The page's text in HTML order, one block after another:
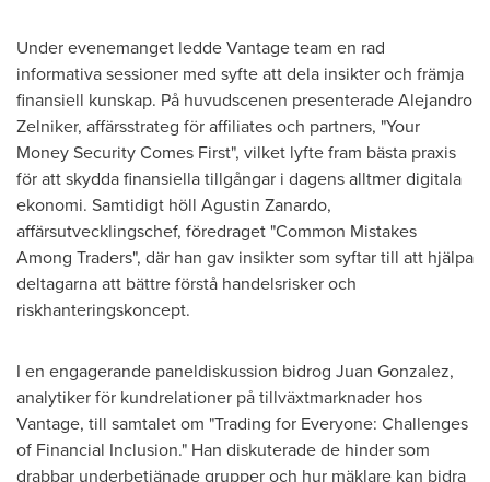
Under evenemanget ledde Vantage team en rad
informativa sessioner med syfte att dela insikter och främja
finansiell kunskap. På huvudscenen presenteradeAlejandro
Zelniker, affärsstrateg för affiliates och partners, "Your
Money Security Comes First", vilket lyfte fram bästa praxis
för att skydda finansiella tillgångar i dagens alltmer digitala
ekonomi. Samtidigt höll Agustin Zanardo,
affärsutvecklingschef, föredraget "Common Mistakes
Among Traders", där han gav insikter som syftar till att hjälpa
deltagarna att bättre förstå handelsrisker och
riskhanteringskoncept.
I en engagerande paneldiskussion bidrog Juan Gonzalez,
analytiker för kundrelationer på tillväxtmarknader hos
Vantage, till samtalet om "Trading for Everyone: Challenges
of Financial Inclusion." Han diskuterade de hinder som
drabbar underbetjänade grupper och hur mäklare kan bidra